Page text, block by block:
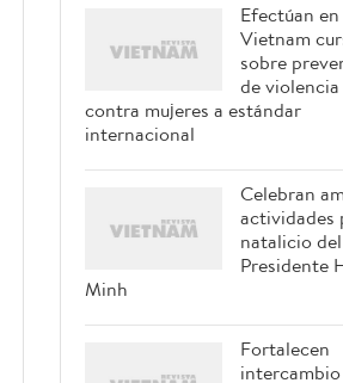
Efectúan en
Vietnam
sobre
de violencia
contra mujeres a estándar
internacional
Celebran
actividades
natalicio del
Presidente
Minh
Fortalecen
intercambio